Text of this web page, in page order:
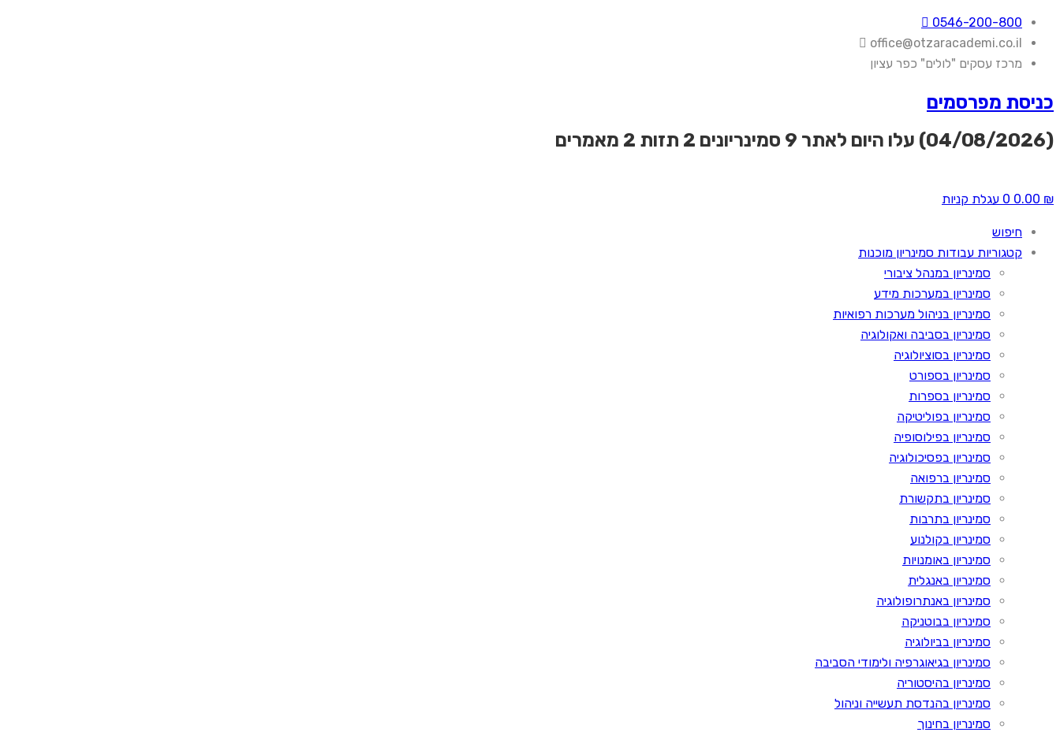
0546-200-800
office@otzaracademi.co.il
מרכז עסקים "לולים" כפר עציון
כניסת מפרסמים
(04/08/2026) עלו היום לאתר
9 סמינריונים 2 תזות 2 מאמרים
0.00 ₪
0 עגלת קניות
חיפוש
קטגוריות עבודות סמינריון מוכנות
סמינריון במנהל ציבורי
סמינריון במערכות מידע
סמינריון בניהול מערכות רפואיות
סמינריון בסביבה ואקולוגיה
סמינריון בסוציולוגיה
סמינריון בספורט
סמינריון בספרות
סמינריון בפוליטיקה
סמינריון בפילוסופיה
סמינריון בפסיכולוגיה
סמינריון ברפואה
סמינריון בתקשורת
סמינריון בתרבות
סמינריון בקולנוע
סמינריון באומנויות
סמינריון באנגלית
סמינריון באנתרופולוגיה
סמינריון בבוטניקה
סמינריון בביולוגיה
סמינריון בגיאוגרפיה ולימודי הסביבה
סמינריון בהיסטוריה
סמינריון בהנדסת תעשייה וניהול
סמינריון בחינוך